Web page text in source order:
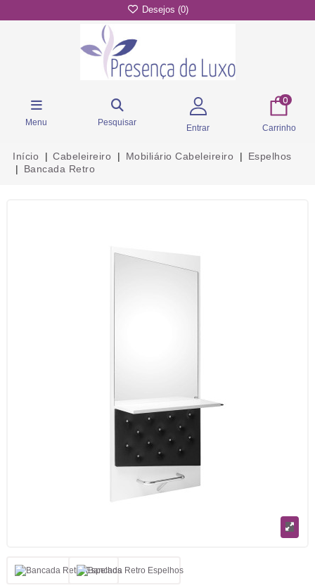
Desejos (0)
Menu Pesquisar
Entrar
0
Carrinho
Início Cabeleireiro Mobiliário Cabeleireiro
Espelhos
Bancada Retro